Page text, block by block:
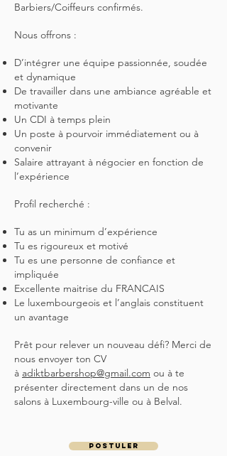
Barbiers/Coiffeurs confirmés.
Nous offrons :
D’intégrer une équipe passionnée, soudée
et dynamique
De travailler dans une ambiance agréable et
motivante
Un CDI à temps plein
Un poste à pourvoir immédiatement ou à
convenir
Salaire attrayant à négocier en fonction de
l’expérience
Profil recherché :
Tu as un minimum d’expérience
Tu es rigoureux et motivé
Tu es une personne de confiance et
impliquée
Excellente maitrise du FRANCAIS
Le luxembourgeois et l’anglais constituent
un avantage
Prêt pour relever un nouveau défi? Merci de
nous envoyer ton CV
à adiktbarbershop@gmail.com ou à te
présenter directement dans un de nos
salons à Luxembourg-ville ou à Belval.
POSTULER